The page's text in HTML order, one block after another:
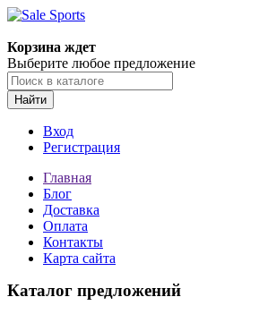
Корзина ждет
Выберите любое предложение
Найти
Вход
Регистрация
Главная
Блог
Доставка
Оплата
Контакты
Карта сайта
Каталог предложений